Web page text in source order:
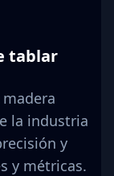
tablar
la industria
y
y métricas.